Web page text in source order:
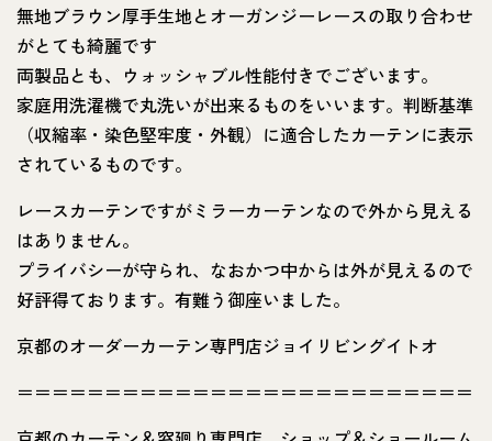
無地ブラウン厚手生地とオーガンジーレースの取り合わせ
がとても綺麗です
両製品とも、ウォッシャブル性能付きでございます。
家庭用洗濯機で丸洗いが出来るものをいいます。判断基準
（収縮率・染色堅牢度・外観）に適合したカーテンに表示
されているものです。
レースカーテンですがミラーカーテンなので外から見える
はありません。
プライバシーが守られ、なおかつ中からは外が見えるので
好評得ております。有難う御座いました。
京都のオーダーカーテン専門店ジョイリビングイトオ
＝＝＝＝＝＝＝＝＝＝＝＝＝＝＝＝＝＝＝＝＝＝＝＝＝＝